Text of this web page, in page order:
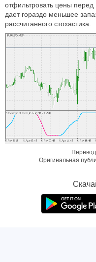
отфильтровать цены перед
дает гораздо меньшее
рассчитанного стохастика.
Перевод
Оригинальная